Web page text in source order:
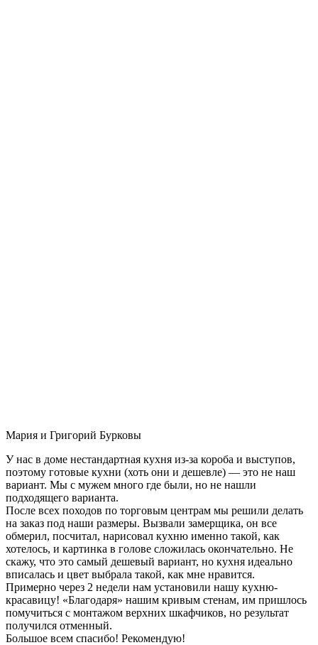
Мария и Григорий Бурковы
У нас в доме нестандартная кухня из-за короба и выступов,
поэтому готовые кухни (хоть они и дешевле) — это не наш
вариант. Мы с мужем много где были, но не нашли
подходящего варианта.
После всех походов по торговым центрам мы решили делать
на заказ под наши размеры. Вызвали замерщика, он все
обмерил, посчитал, нарисовал кухню именно такой, как
хотелось, и картинка в голове сложилась окончательно. Не
скажу, что это самый дешевый вариант, но кухня идеально
вписалась и цвет выбрала такой, как мне нравится.
Примерно через 2 недели нам установили нашу кухню-
красавицу! «Благодаря» нашим кривым стенам, им пришлось
помучиться с монтажом верхних шкафчиков, но результат
получился отменный.
Большое всем спасибо! Рекомендую!